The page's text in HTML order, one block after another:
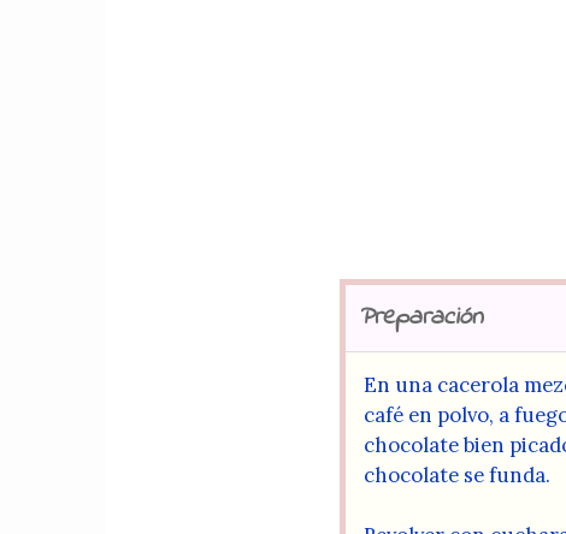
Preparación
En una cacerola
café en polvo, a
chocolate bien
chocolate se funda.